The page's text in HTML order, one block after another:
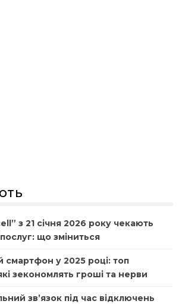
з 21 січня 2026 року чекають
що зміниться
смартфон у 2025 році: топ
зекономлять гроші та нерви
зв’язок під час відключень